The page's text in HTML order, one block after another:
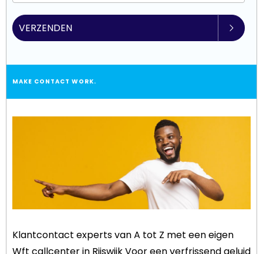
VERZENDEN
MAKE CONTACT WORK.
Klantcontact experts van A tot Z met een eigen